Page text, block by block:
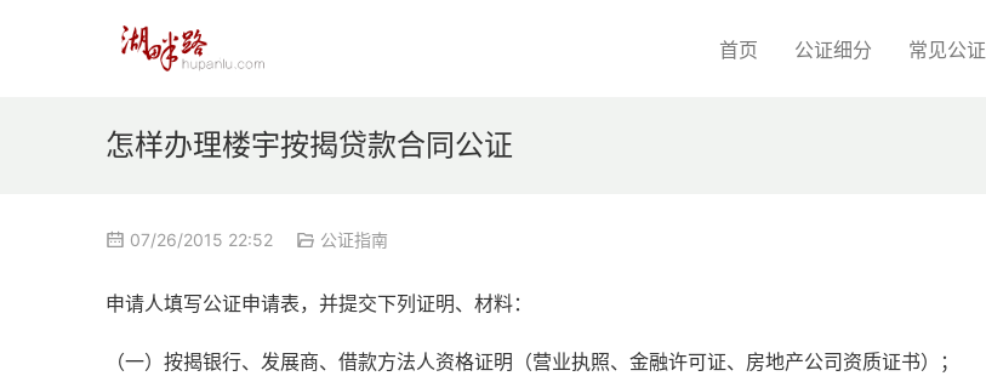
首页 公证细分 常见公证
怎样办理楼宇按揭贷款合同公证
07/26/2015 22:52 公证指南
申请人填写公证申请表，并提交下列证明、材料：
（一）按揭银行、发展商、借款方法人资格证明（营业执照、金融许可证、房地产公司资质证书）；